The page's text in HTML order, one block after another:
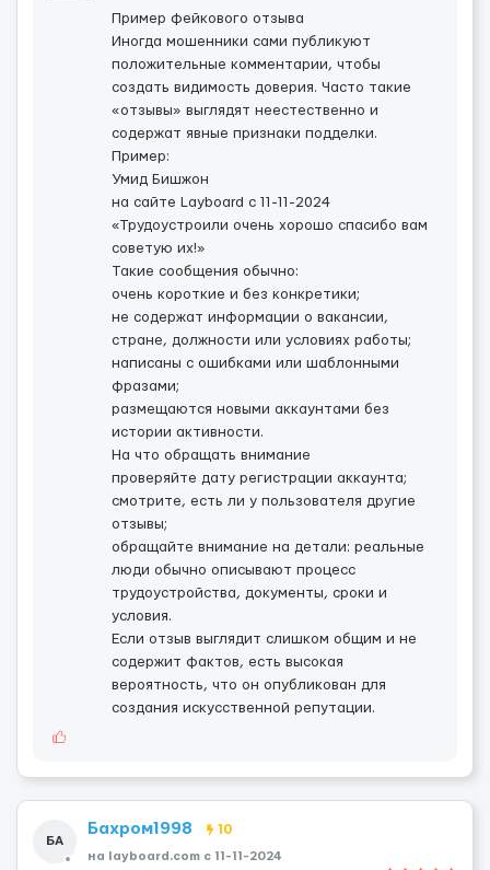
Пример фейкового отзыва
Иногда мошенники сами публикуют
положительные комментарии, чтобы
создать видимость доверия. Часто такие
«отзывы» выглядят неестественно и
содержат явные признаки подделки.
Пример:
Умид Бишжон
на сайте Layboard с 11-11-2024
«Трудоустроили очень хорошо спасибо вам
советую их!»
Такие сообщения обычно:
очень короткие и без конкретики;
не содержат информации о вакансии,
стране, должности или условиях работы;
написаны с ошибками или шаблонными
фразами;
размещаются новыми аккаунтами без
истории активности.
На что обращать внимание
проверяйте дату регистрации аккаунта;
смотрите, есть ли у пользователя другие
отзывы;
обращайте внимание на детали: реальные
люди обычно описывают процесс
трудоустройства, документы, сроки и
условия.
Если отзыв выглядит слишком общим и не
содержит фактов, есть высокая
вероятность, что он опубликован для
создания искусственной репутации.
БА
Бахром1998 10
на layboard.com c 11-11-2024